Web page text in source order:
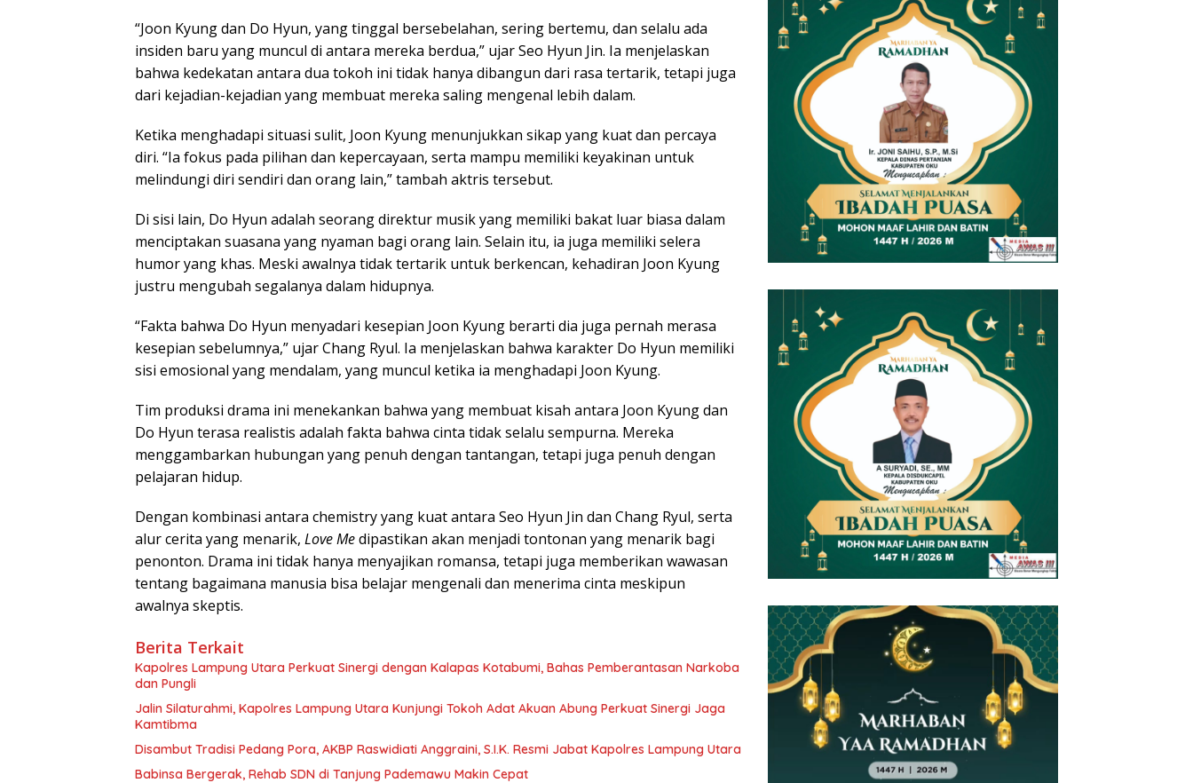
“Joon Kyung dan Do Hyun, yang tinggal bersebelahan, sering bertemu, dan selalu ada
insiden baru yang muncul di antara mereka berdua,” ujar Seo Hyun Jin. Ia menjelaskan
bahwa kedekatan antara dua tokoh ini tidak hanya dibangun dari rasa tertarik, tetapi juga
dari kejadian-kejadian yang membuat mereka saling mengenal lebih dalam.
Ketika menghadapi situasi sulit, Joon Kyung menunjukkan sikap yang kuat dan percaya
diri. “Ia fokus pada pilihan dan kepercayaan, serta mampu memiliki keyakinan untuk
melindungi diri sendiri dan orang lain,” tambah aktris tersebut.
Di sisi lain, Do Hyun adalah seorang direktur musik yang memiliki bakat luar biasa dalam
menciptakan suasana yang nyaman bagi orang lain. Selain itu, ia juga memiliki selera
humor yang khas. Meski awalnya tidak tertarik untuk berkencan, kehadiran Joon Kyung
justru mengubah segalanya dalam hidupnya.
“Fakta bahwa Do Hyun menyadari kesepian Joon Kyung berarti dia juga pernah merasa
kesepian sebelumnya,” ujar Chang Ryul. Ia menjelaskan bahwa karakter Do Hyun memiliki
sisi emosional yang mendalam, yang muncul ketika ia menghadapi Joon Kyung.
Tim produksi drama ini menekankan bahwa yang membuat kisah antara Joon Kyung dan
Do Hyun terasa realistis adalah fakta bahwa cinta tidak selalu sempurna. Mereka
menggambarkan hubungan yang penuh dengan tantangan, tetapi juga penuh dengan
pelajaran hidup.
Dengan kombinasi antara chemistry yang kuat antara Seo Hyun Jin dan Chang Ryul, serta
alur cerita yang menarik, Love Medipastikan akan menjadi tontonan yang menarik bagi
penonton. Drama ini tidak hanya menyajikan romansa, tetapi juga memberikan wawasan
tentang bagaimana manusia bisa belajar mengenali dan menerima cinta meskipun
awalnya skeptis.
Berita Terkait
Kapolres Lampung Utara Perkuat Sinergi dengan Kalapas Kotabumi, Bahas Pemberantasan Narkoba
dan Pungli
Jalin Silaturahmi, Kapolres Lampung Utara Kunjungi Tokoh Adat Akuan Abung Perkuat Sinergi Jaga
Kamtibma
Disambut Tradisi Pedang Pora, AKBP Raswidiati Anggraini, S.I.K. Resmi Jabat Kapolres Lampung Utara
Babinsa Bergerak, Rehab SDN di Tanjung Pademawu Makin Cepat